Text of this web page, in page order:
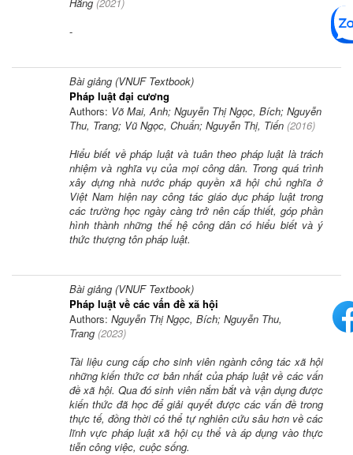
-
Bài giảng (VNUF Textbook)
Pháp luật đại cương
Authors: Võ Mai, Anh; Nguyễn Thị Ngọc, Bích; Nguyễn
Thu, Trang; Vũ Ngọc, Chuẩn; Nguyễn Thị, Tiến (2016)
Hiểu biết về pháp luật và tuân theo pháp luật là trách
nhiệm và nghĩa vụ của mọi công dân. Trong quá trình
xây dựng nhà nước pháp quyền xã hội chủ nghĩa ở
Việt Nam hiện nay công tác giáo dục pháp luật trong
các trường học ngày càng trở nên cấp thiết, góp phần
hình thành những thế hệ công dân có hiểu biết và ý
thức thượng tôn pháp luật.
Bài giảng (VNUF Textbook)
Pháp luật về các vấn đề xã hội
Authors: Nguyễn Thị Ngọc, Bích; Nguyễn Thu,
Trang (2023)
Tài liệu cung cấp cho sinh viên ngành công tác xã hội
những kiến thức cơ bản nhất của pháp luật về các vấn
đề xã hội. Qua đó sinh viên nắm bắt và vận dụng được
kiến thức đã học để giải quyết được các vấn đề trong
thực tế, đồng thời có thể tự nghiên cứu sâu hơn về các
lĩnh vực pháp luật xã hội cụ thể và áp dụng vào thực
tiễn công việc, cuộc sống.